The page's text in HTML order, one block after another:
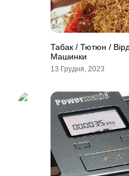
Табак / Тютюн /
Машинки
13 Грудня, 2023